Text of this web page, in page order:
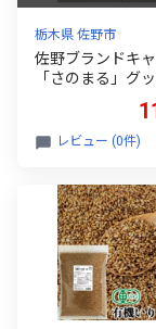
栃木県 佐野市
佐野ブランドキ
「さのまる」グ
レビュー (0件)